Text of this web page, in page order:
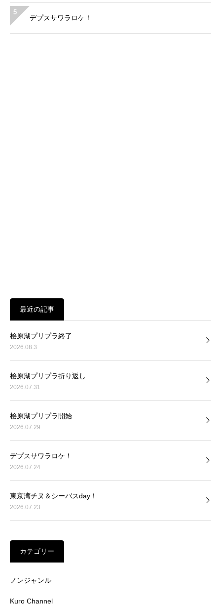
5
デプスサワラロケ！
最近の記事
桧原湖プリプラ終了
2026.08.3
桧原湖プリプラ折り返し
2026.07.31
桧原湖プリプラ開始
2026.07.29
デプスサワラロケ！
2026.07.24
東京湾チヌ＆シーバスday！
2026.07.23
カテゴリー
ノンジャンル
Kuro Channel